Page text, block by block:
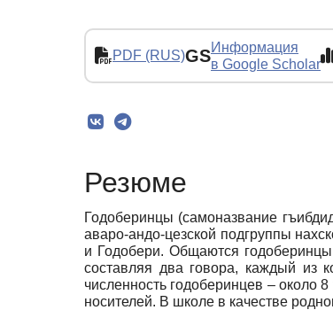
PDF (RUS)GSИнформация
в Google Scholar
Резюме
Годоберинцы (самоназвание
аваро-андо-цезской подгруппы
и Годобери. Общаются
составляя два говора, каждый из
численность годоберинцев – около
носителей. В школе в качестве